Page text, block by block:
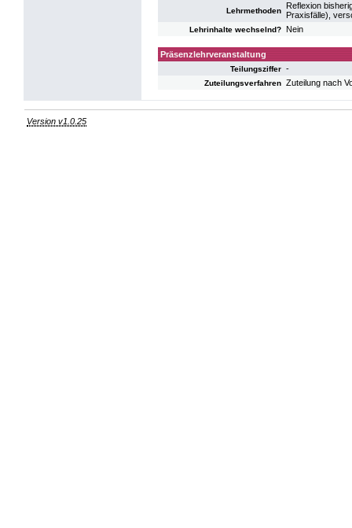
Lehrmethoden
Reflexion
Praxisfälle),
Lehrinhalte wechselnd? Nein
Präsenzlehrveranstaltung
Teilungsziffer -
Zuteilungsverfahren Zuteilung nach
Version v1.0.25